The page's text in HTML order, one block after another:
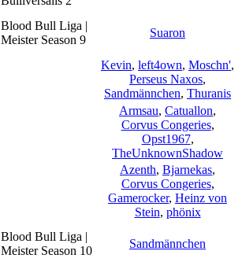
Blood Bull Liga |
Meister Season 9
Suaron
Kevin, left4own, Moschn',
Perseus Naxos,
Sandmännchen, Thuranis
Armsau, Catuallon,
Corvus Congeries,
Opst1967,
TheUnknownShadow
Azenth, Bjarnekas,
Corvus Congeries,
Gamerocker, Heinz von
Stein, phönix
Blood Bull Liga |
Meister Season 10
Sandmännchen